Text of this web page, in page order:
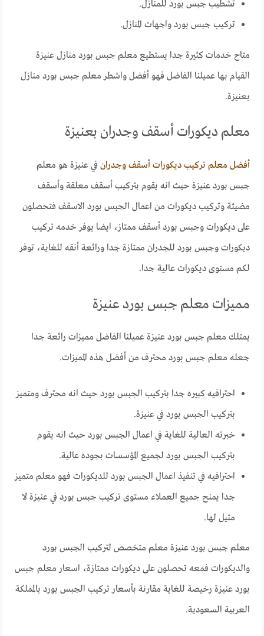
تشطيب جبس بورد للمنازل.
تركيب جبس بورد واجهات المنازل.
متاح خدمات كثيرة جدا يستطيع معلم جبس بورد منازل عنيزة
القيام بها عميلنا الفاضل فهو أفضل واشطر معلم جبس بورد منازل
بعنيزة.
معلم ديكورات أسقف وجدران بعنيزة
أفضل معلم تركيب ديكورات أسقف وجدران في عنيزة هو معلم
جبس بورد عنيزة حيث انه يقوم بتركيب أسقف معلقة وأسقف
مضيئة وتركيب ديكورات من اعمال الجبس بورد الاسقف فتحصلون
على ديكورات وجبس بورد أسقف ممتاز، ايضا يوفر خدمه تركيب
ديكورات وجبس بورد للجدران ممتازة جدا ورائعة أنقه للغاية، توفر
لكم مستوى ديكورات عالية جدا.
مميزات معلم جبس بورد عنيزة
يمتلك معلم جبس بورد عنيزة عميلنا الفاضل مميزات رائعة جدا
جعله معلم جبس بورد محترف من أفضل هذه المميزات.
احترافيه كبيره جدا بتركيب الجبس بورد حيث انه محترف ومتميز
بتركيب الجبس بورد في عنيزة.
خبرته العالية للغاية في اعمال الجبس بورد حيث انه يقوم
بتركيب الجبس بورد لجميع المؤسسات بجوده عالية.
احترافيه في تنفيذ اعمال الجبس بورد للديكورات فهو معلم متميز
جدا يمنح جميع العملاء مستوى تركيب جبس بورد في عنيزة لا
مثيل لها.
معلم جبس بورد عنيزة معلم متخصص لتركيب الجبس بورد
والديكورات فمعه تحصلون على ديكورات ممتازة، اسعار معلم جبس
بورد عنيزة رخيصة للغاية مقارنة بأسعار تركيب الجبس بورد بالمملكة
العربية السعودية.